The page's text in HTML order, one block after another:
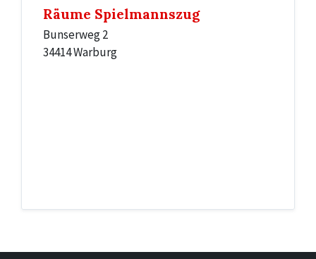
Räume Spielmannszug
Bunserweg 2
34414 Warburg